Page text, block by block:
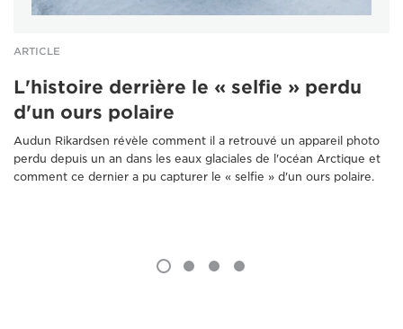
ARTICLE
L'histoire derrière le « selfie » perdu
d'un ours polaire
Audun Rikardsen révèle comment il a retrouvé un appareil photo
perdu depuis un an dans les eaux glaciales de l'océan Arctique et
comment ce dernier a pu capturer le « selfie » d'un ours polaire.